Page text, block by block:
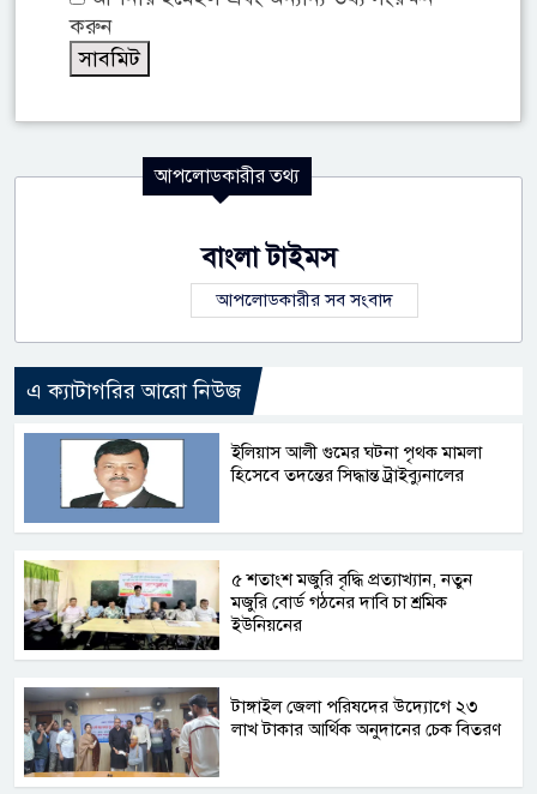
করুন
আপলোডকারীর তথ্য
বাংলা টাইমস
আপলোডকারীর সব সংবাদ
এ ক্যাটাগরির আরো নিউজ
ইলিয়াস আলী গুমের ঘটনা পৃথক মামলা
হিসেবে তদন্তের সিদ্ধান্ত ট্রাইব্যুনালের
৫ শতাংশ মজুরি বৃদ্ধি প্রত্যাখ্যান, নতুন
মজুরি বোর্ড গঠনের দাবি চা শ্রমিক
ইউনিয়নের
টাঙ্গাইল জেলা পরিষদের উদ্যোগে ২৩
লাখ টাকার আর্থিক অনুদানের চেক বিতরণ